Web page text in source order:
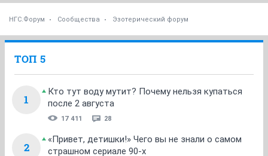
НГС.Форум Сообщества Эзотерический форум
ТОП 5
1
Кто тут воду мутит? Почему нельзя купаться
после 2 августа
17 411 28
2
«Привет, детишки!» Чего вы не знали о самом
страшном сериале 90-х